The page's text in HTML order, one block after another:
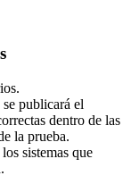
publicará el
dentro de las
la prueba.
sistemas que